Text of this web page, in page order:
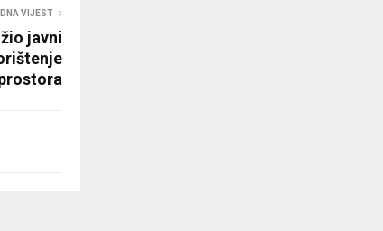
VIJEST
javni